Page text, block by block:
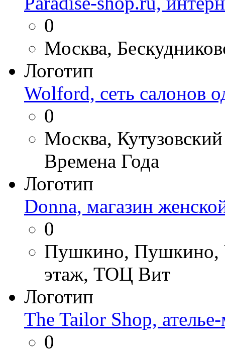
0
Москва,
Логотип
Wolford, сеть салонов
0
Москва,
Времена Года
Логотип
Donna, магазин
0
Пушкино, Пушкино,
этаж, ТОЦ Вит
Логотип
The Tailor Shop,
0